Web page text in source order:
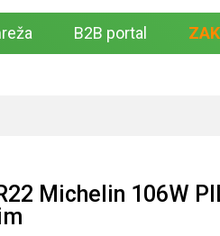
B2B portal
Michelin 106W